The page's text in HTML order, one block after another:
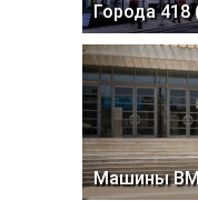
Города 418
Машины